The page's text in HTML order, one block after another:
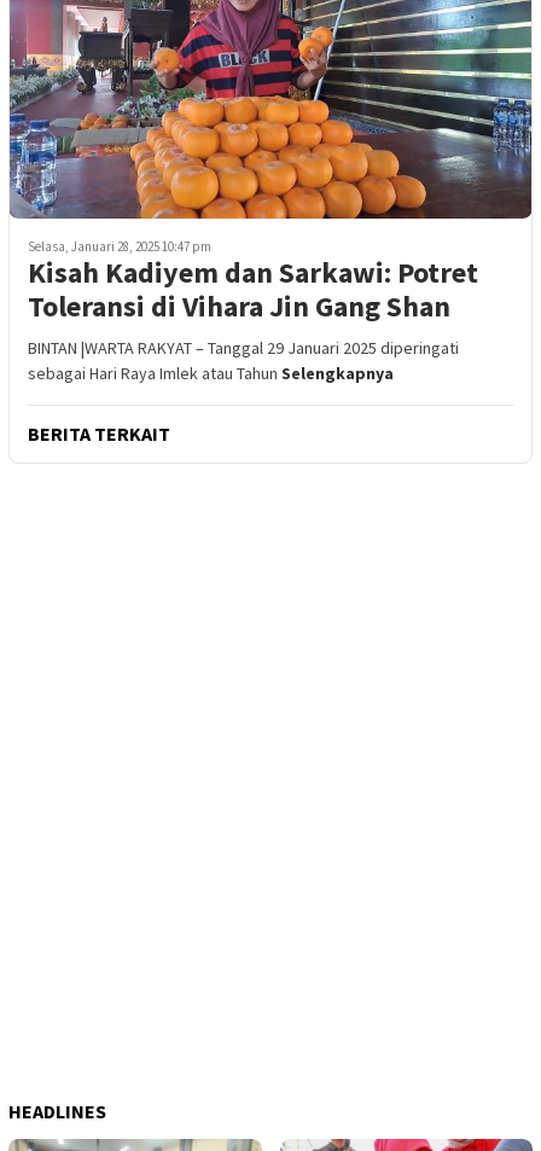
Selasa, Januari 28, 2025 10:47 pm
Kisah Kadiyem dan Sarkawi: Potret
Toleransi di Vihara Jin Gang Shan
BINTAN |WARTA RAKYAT – Tanggal 29 Januari 2025 diperingati
sebagai Hari Raya Imlek atau Tahun Selengkapnya
BERITA TERKAIT
HEADLINES